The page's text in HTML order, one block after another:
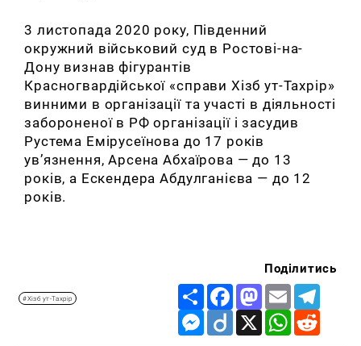
3 листопада 2020 року, Південний
окружний військовий суд в Ростові-на-
Дону визнав фігурантів
Красногвардійської «справи Хізб ут-Тахрір»
винними в організації та участі в діяльності
забороненої в РФ організації і засудив
Рустема Емірусеїнова до 17 років
ув’язнення, Арсена Абхаїрова — до 13
років, а Ескендера Абдулганієва — до 12
років.
#Хізб ут-Тахрір
Поділитись
Share FacebookMastodon
Email
Messenger
Diigo X WhatsApp